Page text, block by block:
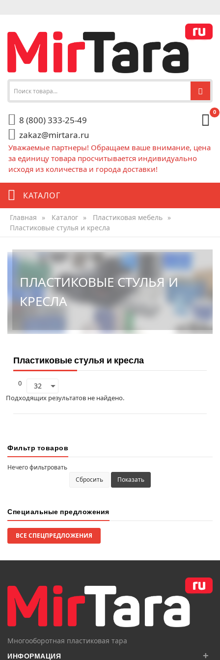
8 (800) 333-25-49
zakaz@mirtara.ru
0
Уважаемые партнеры! Обращаем ваше внимание, цена
за единицу товара просчитывается индивидуально
исходя из количества и города доставки!
КАТАЛОГ
Главная » Каталог » Пластиковая мебель »
Пластиковые стулья и кресла
ПЛАСТИКОВЫЕ СТУЛЬЯ И
КРЕСЛА
Пластиковые стулья и кресла
0
Подходящих результатов не найдено.
Фильтр товаров
Нечего фильтровать
Сбросить
Показать
Специальные предложения
ВСЕ СПЕЦПРЕДЛОЖЕНИЯ
Многооборотная пластиковая тара
ИНФОРМАЦИЯ +